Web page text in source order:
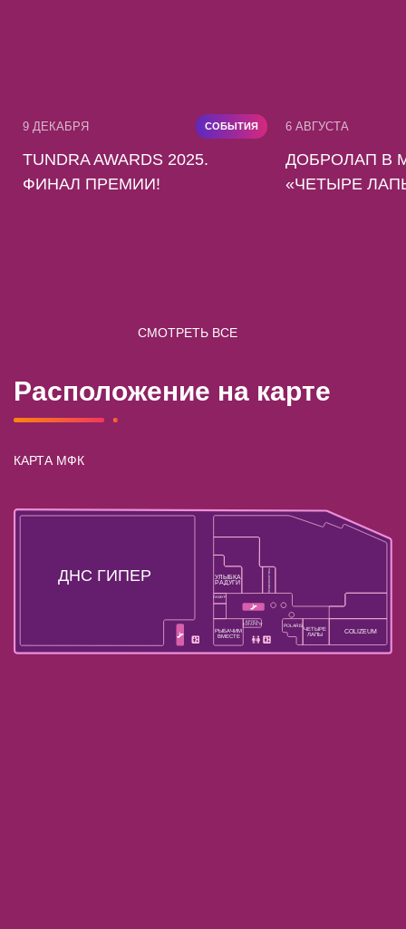
9 ДЕКАБРЯ СОБЫТИЯ
TUNDRA AWARDS 2025.
ФИНАЛ ПРЕМИИ!
6 АВГУСТА
ДОБРОЛАП В
«ЧЕТЫРЕ
СМОТРЕТЬ ВСЕ
Расположение на карте
КАРТА МФК
ДНС ГИПЕР
РЫБАЧИМ
ВМЕСТЕ
БРОСЬ
СИГАРЕТУ
ЛАМУР
УЛЫБКА
РАДУГИ ПРОФКОСМЕТИКА
COLIZEUM
ЧЕТЫРЕ
ЛАПЫ
POLARIS